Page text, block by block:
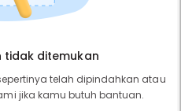
tidak ditemukan
telah dipindahkan atau
jika kamu butuh bantuan.